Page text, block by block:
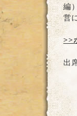
編
営
>>
出